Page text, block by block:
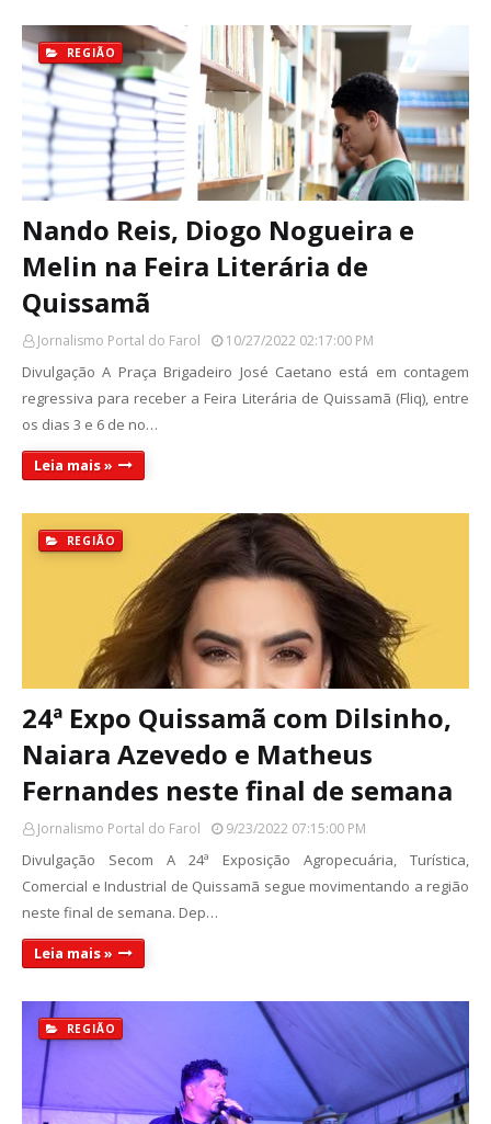
REGIÃO
Nando Reis, Diogo Nogueira e
Melin na Feira Literária de
Quissamã
Jornalismo Portal do Farol 10/27/2022 02:17:00 PM
Divulgação A Praça Brigadeiro José Caetano está em contagem
regressiva para receber a Feira Literária de Quissamã (Fliq), entre
os dias 3 e 6 de no…
Leia mais »
REGIÃO
24ª Expo Quissamã com Dilsinho,
Naiara Azevedo e Matheus
Fernandes neste final de semana
Jornalismo Portal do Farol 9/23/2022 07:15:00 PM
Divulgação Secom A 24ª Exposição Agropecuária, Turística,
Comercial e Industrial de Quissamã segue movimentando a região
neste final de semana. Dep…
Leia mais »
REGIÃO